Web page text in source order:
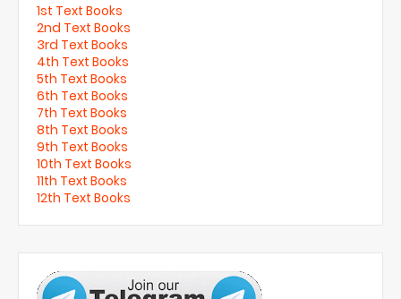
1st Text Books
2nd Text Books
3rd Text Books
4th Text Books
5th Text Books
6th Text Books
7th Text Books
8th Text Books
9th Text Books
10th Text Books
11th Text Books
12th Text Books